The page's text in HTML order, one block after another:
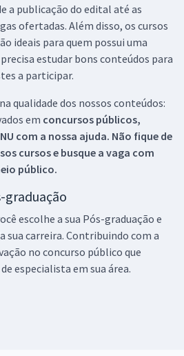
a publicação do edital até as
ofertadas. Além disso, os cursos
ideais para quem possui uma
estudar bons conteúdos para
a participar.
qualidade dos nossos conteúdos:
em concursos públicos,
com a nossa ajuda. Não fique de
cursos e busque a vaga com
público.
graduação
escolhe a sua Pós-graduação e
sua carreira. Contribuindo com a
no concurso público que
especialista em sua área.